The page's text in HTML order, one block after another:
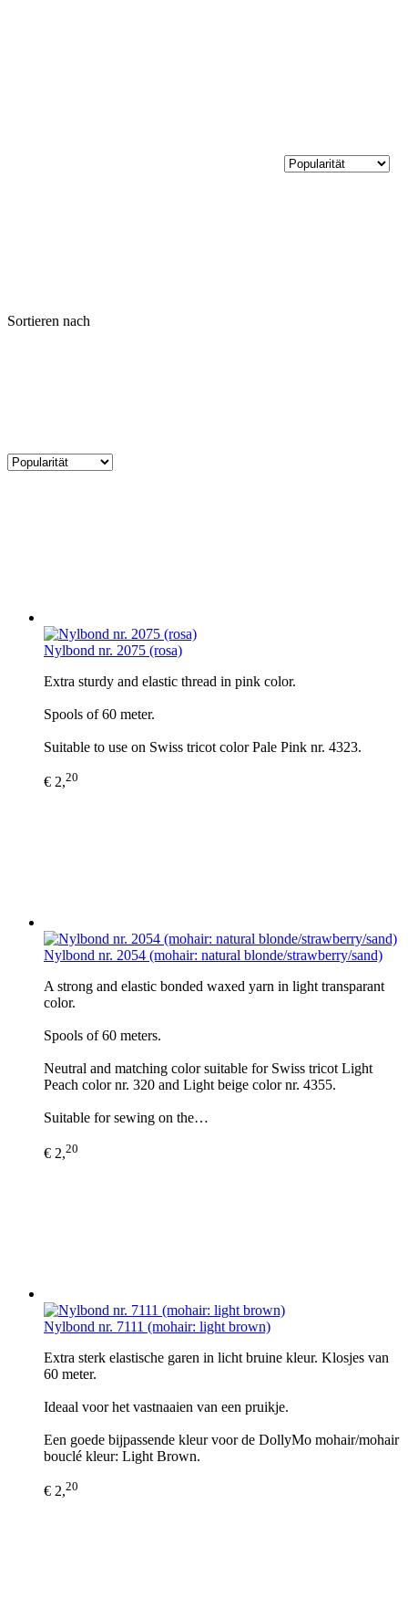
Sortieren nach
Nylbond nr. 2075 (rosa)
Extra sturdy and elastic thread in pink color.
Spools of 60 meter.
Suitable to use on Swiss tricot color Pale Pink nr. 4323.
€ 2,20
Nylbond nr. 2054 (mohair: natural blonde/strawberry/sand)
A strong and elastic bonded waxed yarn in light transparant
color.
Spools of 60 meters.
Neutral and matching color suitable for Swiss tricot Light
Peach color nr. 320 and Light beige color nr. 4355.
Suitable for sewing on the…
€ 2,20
Nylbond nr. 7111 (mohair: light brown)
Extra sterk elastische garen in licht bruine kleur. Klosjes van
60 meter.
Ideaal voor het vastnaaien van een pruikje.
Een goede bijpassende kleur voor de DollyMo mohair/mohair
bouclé kleur: Light Brown.
€ 2,20